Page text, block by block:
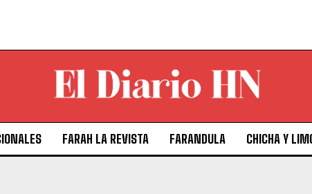
FARAH LA REVISTA FARANDULA CHICHA Y